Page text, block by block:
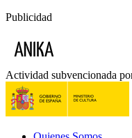
Publicidad
Actividad subvencionada